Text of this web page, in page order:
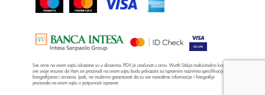
Sve cene na ovom sajtu iskazane su u dinarima. PDV je uračunat u cenu. Wurth Srbija maksimalno koristi
sve svoje resurse da Vam svi proizvodi na ovom sajtu budu prikazani sa ispravnim nazivima specifikacija,
fotografijama i cenama. Ipak, ne možemo garantovati da su sve navedene informacije i fotografije
proizvoda na ovom sajtu u potpunosti ispravne